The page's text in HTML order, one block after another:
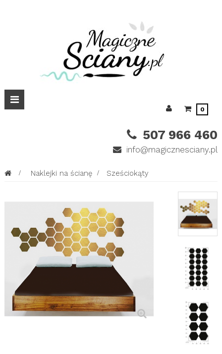
0
507 966 460
info@magicznesciany.pl
Przełącz
nawigacji
> Naklejki na ścianę > Sześciokąty